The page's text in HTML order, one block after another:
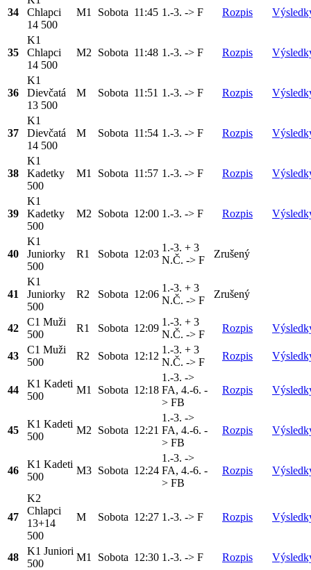
34
Chlapci
14 500
M1 Sobota 11:45 1.-3. -> F Rozpis
35
K1
Chlapci
14 500
M2 Sobota 11:48 1.-3. -> F Rozpis
36
K1
Dievčatá
13 500
M Sobota 11:51 1.-3. -> F Rozpis
37
K1
Dievčatá
14 500
M Sobota 11:54 1.-3. -> F Rozpis
38
K1
Kadetky
500
M1 Sobota 11:57 1.-3. -> F Rozpis
39
K1
Kadetky
500
M2 Sobota 12:00 1.-3. -> F Rozpis
40
K1
Juniorky
500
R1 Sobota 12:03
1.-3. + 3
N.Č. -> F
Zrušený
41
K1
Juniorky
500
R2 Sobota 12:06
1.-3. + 3
N.Č. -> F
Zrušený
42
C1 Muži
500
R1 Sobota 12:09
1.-3. + 3
N.Č. -> F
Rozpis
43
C1 Muži
500
R2 Sobota 12:12
1.-3. + 3
N.Č. -> F
Rozpis
44
K1 Kadeti
500
M1 Sobota 12:18
1.-3. ->
FA, 4.-6. -
> FB
Rozpis
45
K1 Kadeti
500
M2 Sobota 12:21
1.-3. ->
FA, 4.-6. -
> FB
Rozpis
46
K1 Kadeti
500
M3 Sobota 12:24
1.-3. ->
FA, 4.-6. -
> FB
Rozpis
47
K2
Chlapci
13+14
500
M Sobota 12:27 1.-3. -> F Rozpis
48
K1 Juniori
500
M1 Sobota 12:30 1.-3. -> F Rozpis